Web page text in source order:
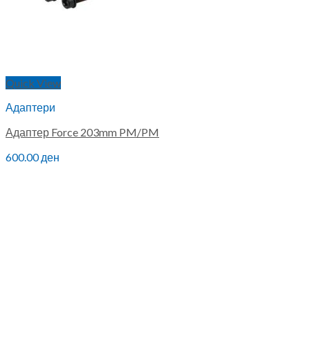
Quick View
Адаптери
Адаптер Force 203mm PM/PM
600.00ден